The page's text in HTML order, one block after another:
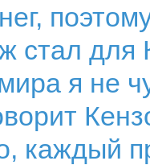
стал для
я не
каждый